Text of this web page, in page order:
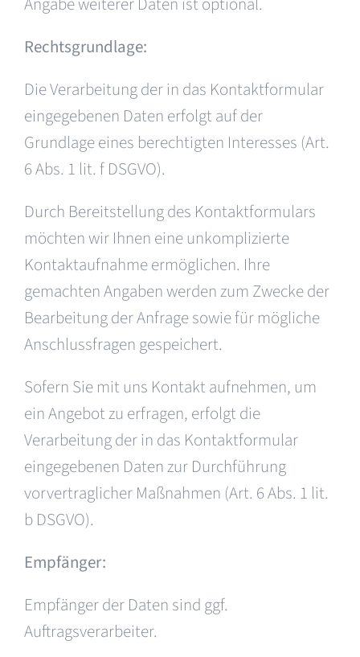
Rechtsgrundlage:
Die Verarbeitung der in das Kontaktformular
eingegebenen Daten erfolgt auf der
Grundlage eines berechtigten Interesses (Art.
6 Abs. 1 lit. f DSGVO).
Durch Bereitstellung des Kontaktformulars
möchten wir Ihnen eine unkomplizierte
Kontaktaufnahme ermöglichen. Ihre
gemachten Angaben werden zum Zwecke der
Bearbeitung der Anfrage sowie für mögliche
Anschlussfragen gespeichert.
Sofern Sie mit uns Kontakt aufnehmen, um
ein Angebot zu erfragen, erfolgt die
Verarbeitung der in das Kontaktformular
eingegebenen Daten zur Durchführung
vorvertraglicher Maßnahmen (Art. 6 Abs. 1 lit.
b DSGVO).
Empfänger:
Empfänger der Daten sind ggf.
Auftragsverarbeiter.